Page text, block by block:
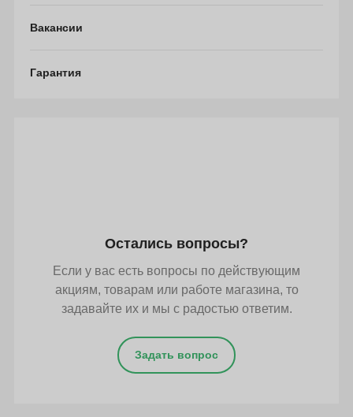
Вакансии
Гарантия
Остались вопросы?
Если у вас есть вопросы по действующим
акциям, товарам или работе магазина, то
задавайте их и мы с радостью ответим.
Задать вопрос